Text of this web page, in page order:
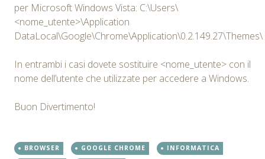
per Microsoft Windows Vista: C:\Users\
<nome_utente>\Application
DataLocal\Google\Chrome\Application\0.2.149.27\Themes\
In entrambi i casi dovete sostituire <nome_utente> con il
nome dell’utente che utilizzate per accedere a Windows.
Buon Divertimento!
BROWSER GOOGLE CHROME
INFORMATICA